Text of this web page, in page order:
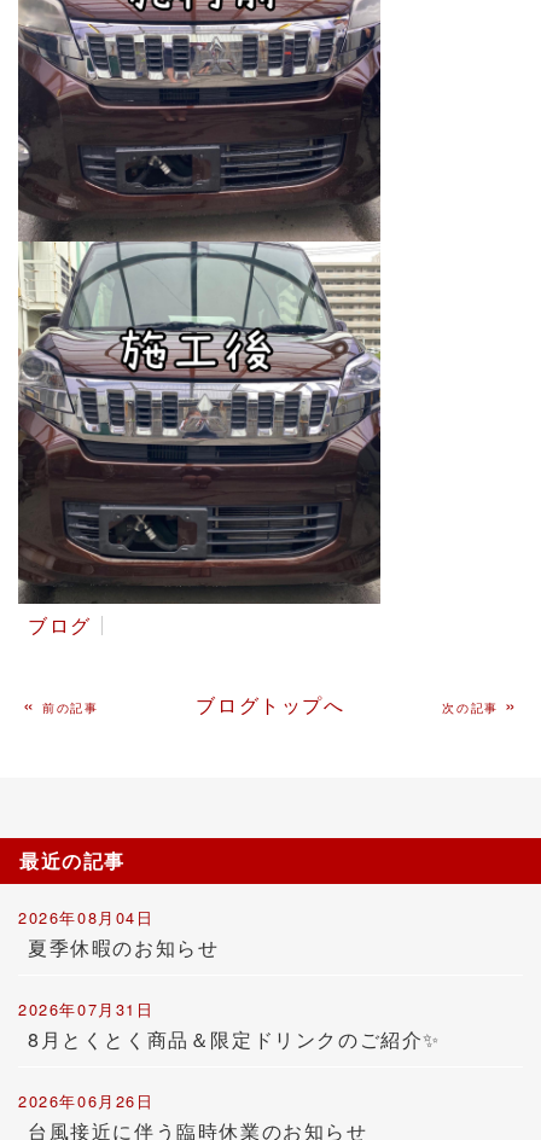
ブログ
«前の記事 ブログトップへ 次の記事 »
最近の記事
2026年08月04日
夏季休暇のお知らせ
2026年07月31日
8月とくとく商品＆限定ドリンクのご紹介✨
2026年06月26日
台風接近に伴う臨時休業のお知らせ